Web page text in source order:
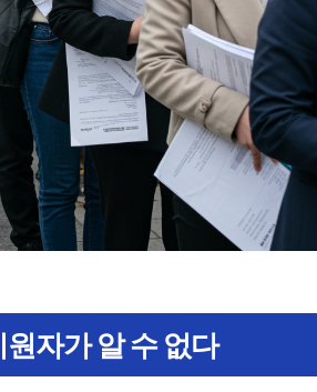
자가 알 수 없다